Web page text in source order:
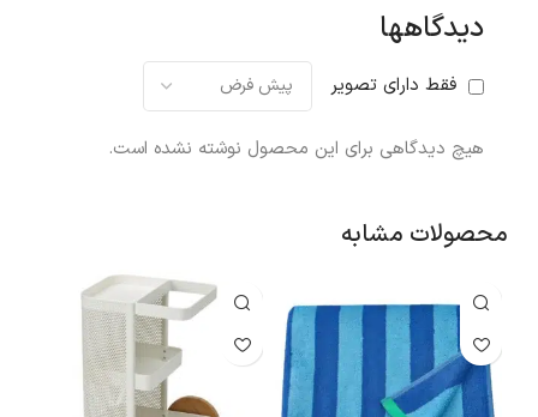
دیدگاهها
فقط دارای تصویر
هیچ دیدگاهی برای این محصول نوشته نشده است.
محصولات مشابه